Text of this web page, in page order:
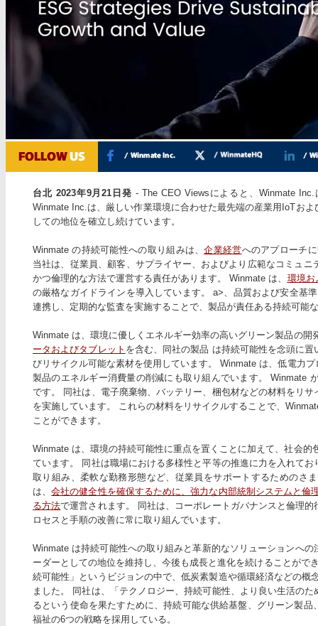
台北 2023年9月21日発 - The CEO Viewsによると、Winmate
Winmate Inc.は、厳しい作業環境に合わせた最先端の産業用IoTお
しての地位を確立し続けています。
Winmate の持続可能性への取り組みは、企業経営へのアプローチ
当社は、従業員、顧客、サプライヤー、およびより広範なコミュ
かつ倫理的な方法で運営する責任があります。 Winmate は、 環境お
の厳格なガイドラインを導入しています。 a>、品質および安全基
連携し、定期的な監査を実施することで、製品が責任ある持続可能
Winmate は、環境に優しくエネルギー効率の高いグリーン製品の
ータおよびタブレット を含む、同社の製品 は持続可能性を念頭に
びリサイクル可能な素材を使用しています。 Winmate は、低電力
製品のエネルギー消費量の削減にも取り組んでいます。 Winmate
です。 同社は、電子廃棄物、バッテリー、梱包材などの材料をリ
を実施しています。 これらの材料をリサイクルすることで、
ことができます。
Winmate は、環境の持続可能性に重点を置くことに加えて、社会
ています。 同社は職場における多様性と平等の推進に力を入れて
取り組み、柔軟な勤務形態など、従業員をサポートするためのさ
は、会社の健全性を確保するために、強力な内部統制システムと倫
る方法で運営されます。 同社は、コーポレートガバナンスと倫理
ロセスと手順の改善に常に取り組んでいます。
Winmate は持続可能性への取り組みと革新的なソリューションへ
ーダーとしての地位を維持し、今後も成長と進化を続けることがで
続可能性」というビジョンの中で、低炭素製造や循環経済などの概
ました。 同社は、「テクノロジー、持続可能性、より良い生活の
るという使命を果たすために、持続可能な供給基盤、グリーン製
福祉の6つの戦略を採用している。